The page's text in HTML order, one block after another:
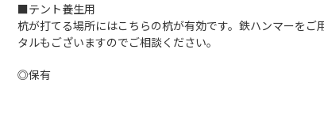
■テント養生用
杭が打てる場所にはこちらの杭が有効です。鉄ハンマーをご
タルもございますのでご相談ください。
◎保有